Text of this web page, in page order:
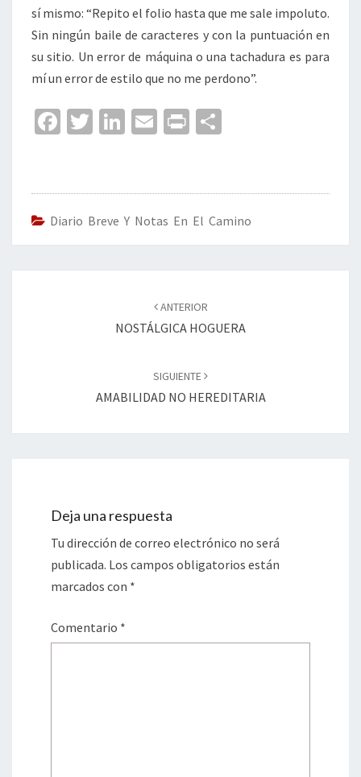
sí mismo: “Repito el folio hasta que me sale impoluto.
Sin ningún baile de caracteres y con la puntuación en
su sitio. Un error de máquina o una tachadura es para
mí un error de estilo que no me perdono”.
Fa
o
o
k
T
er
Li
dI
n
E
l
Pr
p
ar
tir
Diario Breve Y Notas En El Camino
ANTERIOR
NOSTÁLGICA HOGUERA
SIGUIENTE
AMABILIDAD NO HEREDITARIA
Deja una respuesta
Tu dirección de correo electrónico no será
publicada. Los campos obligatorios están
marcados con *
Comentario *